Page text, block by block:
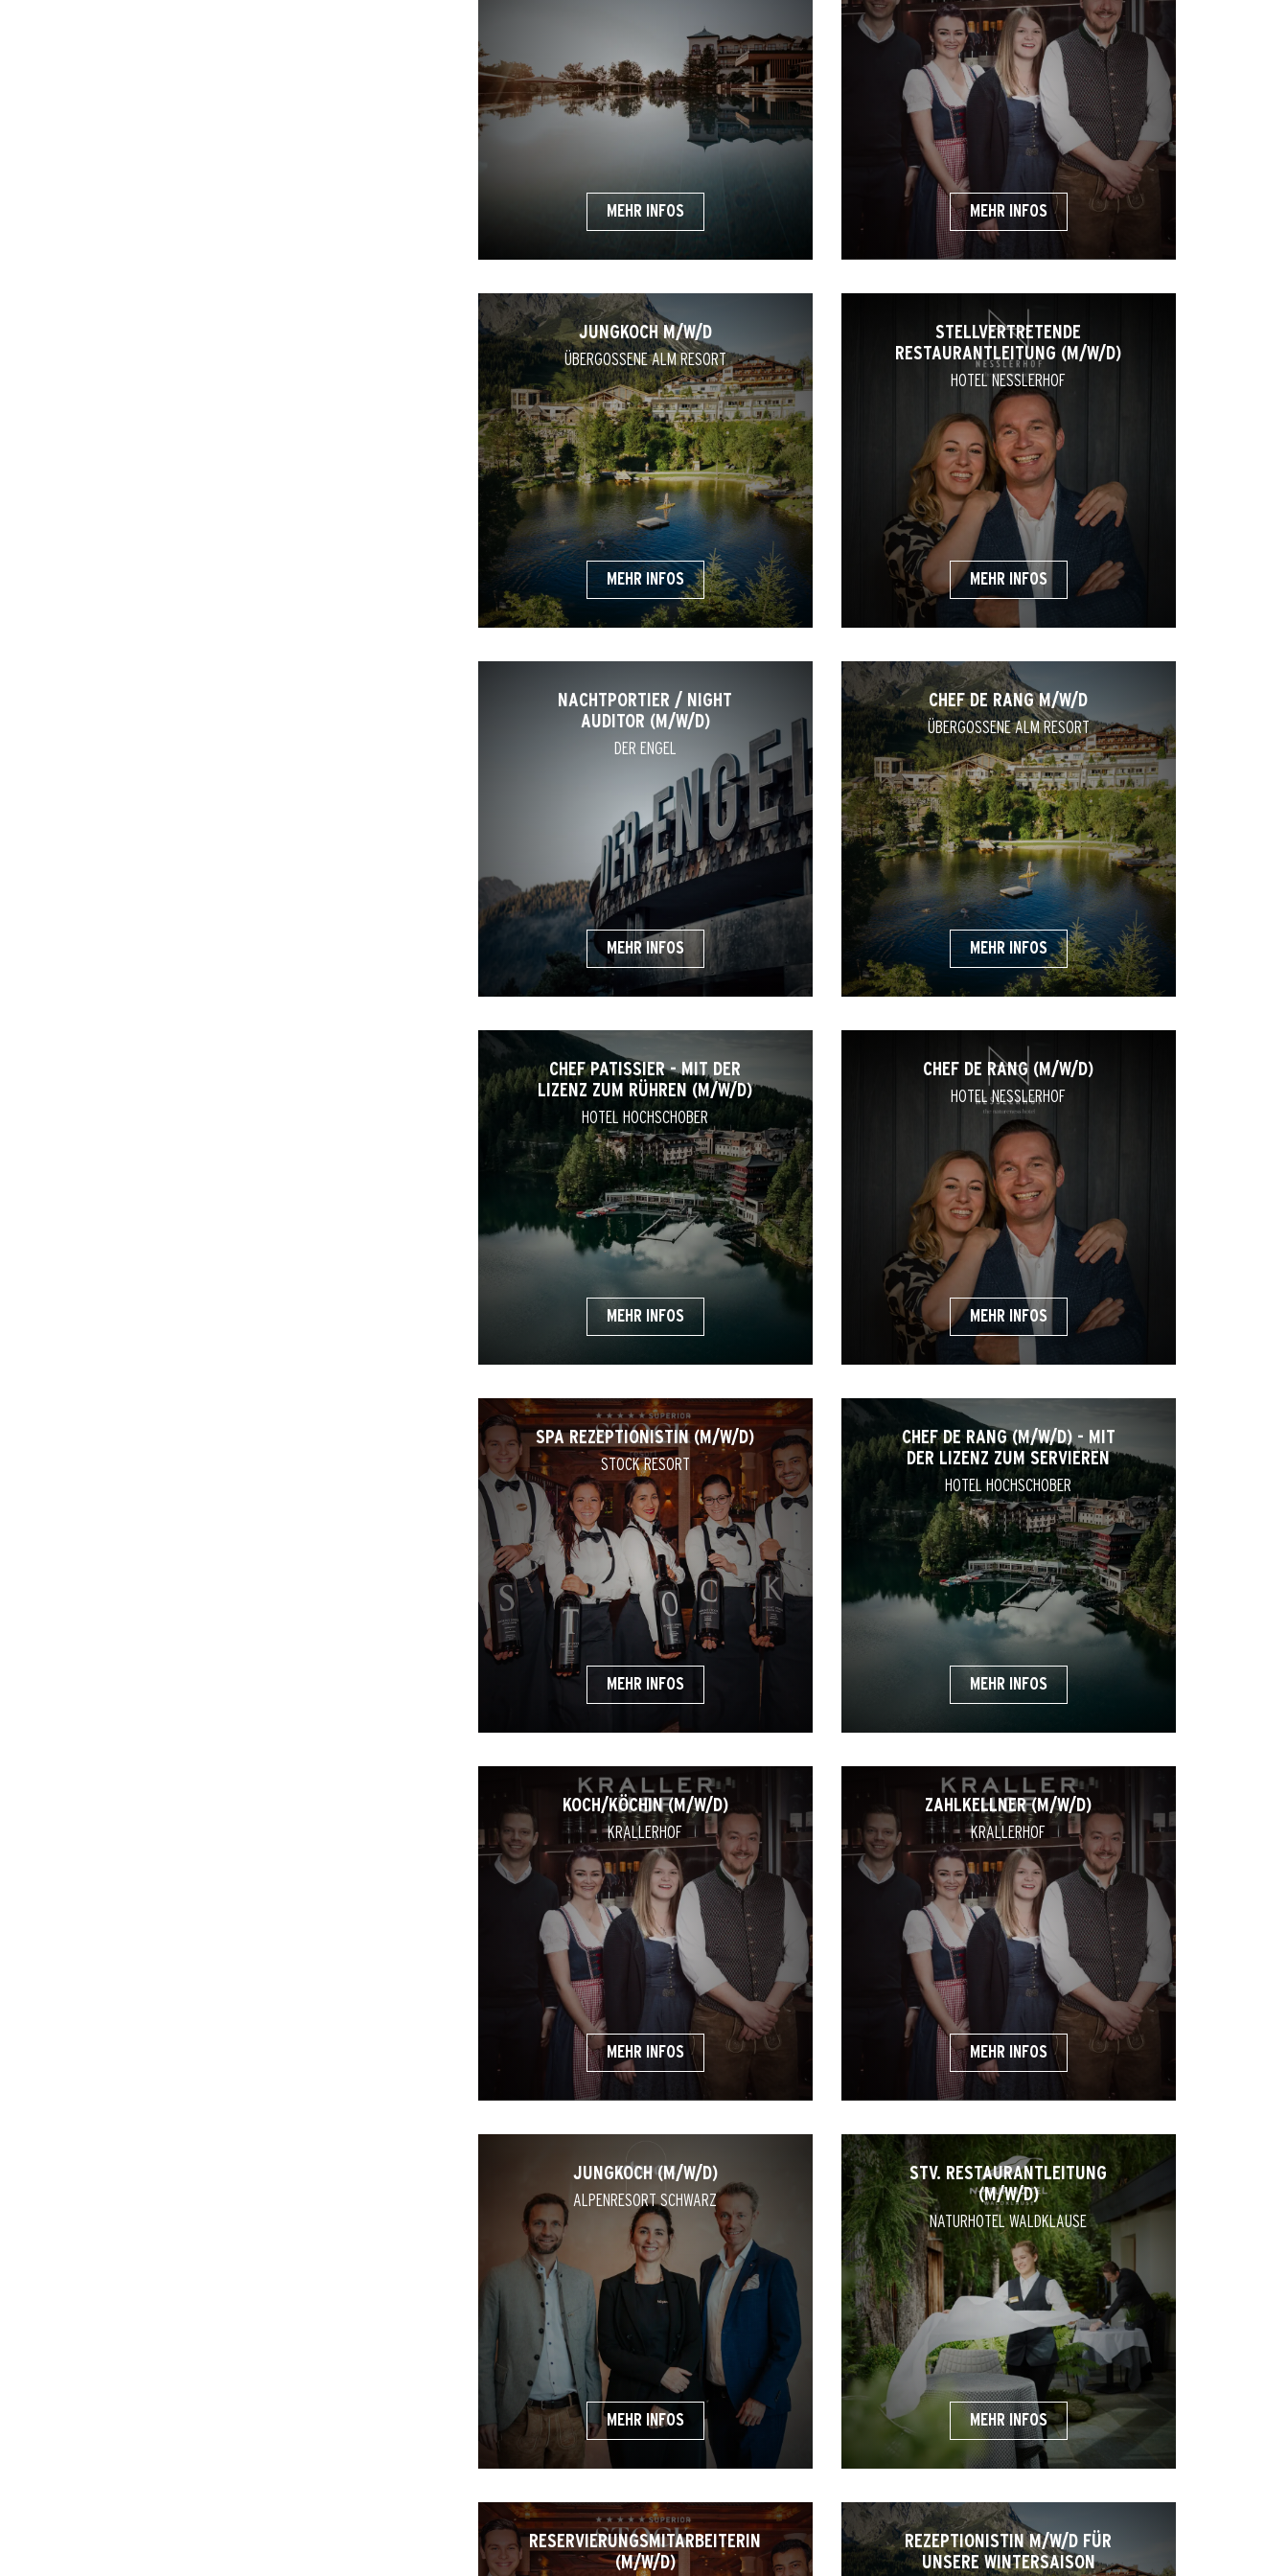
JUNGKOCH (M/W/D)
ALPENRESORT SCHWARZ
MEHR INFOS
JUNGKOCH M/W/D
ÜBERGOSSENE ALM RESORT
MEHR INFOS
CHEF DE RANG (M/W/D) - MIT
DER LIZENZ ZUM SERVIEREN
HOTEL HOCHSCHOBER
MEHR INFOS
CHEF PATISSIER - MIT DER
LIZENZ ZUM RÜHREN (M/W/D)
HOTEL HOCHSCHOBER
MEHR INFOS
CHEF DE RANG M/W/D
ÜBERGOSSENE ALM RESORT
MEHR INFOS
RESERVIERUNGSMITARBEITERIN
(M/W/D)
MEHR INFOS
STELLVERTRETENDE
RESTAURANTLEITUNG (M/W/D)
HOTEL NESSLERHOF
MEHR INFOS
CHEF DE RANG (M/W/D)
HOTEL NESSLERHOF
MEHR INFOS
ZAHLKELLNER (M/W/D)
KRALLERHOF
MEHR INFOS
SPA REZEPTIONISTIN (M/W/D)
STOCK RESORT
MEHR INFOS
MEHR INFOS
STV. RESTAURANTLEITUNG
(M/W/D)
NATURHOTEL WALDKLAUSE
MEHR INFOS
NACHTPORTIER / NIGHT
AUDITOR (M/W/D)
DER ENGEL
MEHR INFOS
REZEPTIONISTIN M/W/D FÜR
UNSERE WINTERSAISON
KOCH/KÖCHIN (M/W/D)
KRALLERHOF
MEHR INFOS